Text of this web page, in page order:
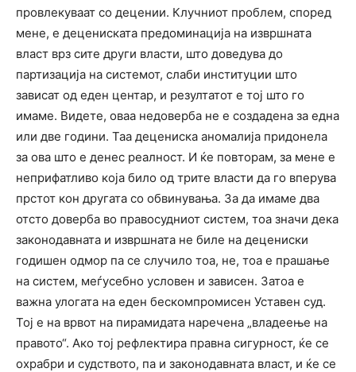
провлекуваат со децении. Клучниот проблем, според
мене, е децениската предоминација на извршната
власт врз сите други власти, што доведува до
партизација на системот, слаби институции што
зависат од еден центар, и резултатот е тој што го
имаме. Видете, оваа недоверба не е создадена за една
или две години. Таа децениска аномалија придонела
за ова што е денес реалност. И ќе повторам, за мене е
неприфатливо која било од трите власти да го вперува
прстот кон другата со обвинувања. За да имаме два
отсто доверба во правосудниот систем, тоа значи дека
законодавната и извршната не биле на децениски
годишен одмор па се случило тоа, не, тоа е прашање
на систем, меѓусебно условен и зависен. Затоа е
важна улогата на еден бескомпромисен Уставен суд.
Тој е на врвот на пирамидата наречена „владеење на
правото“. Ако тој рефлектира правна сигурност, ќе се
охрабри и судството, па и законодавната власт, и ќе се